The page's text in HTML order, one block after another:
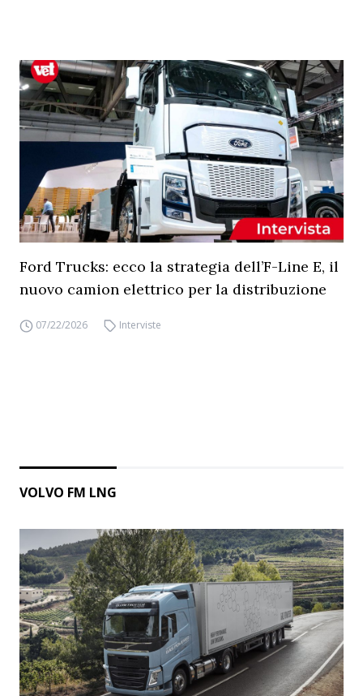
Ford Trucks: ecco la strategia dell’F-Line E, il
nuovo camion elettrico per la distribuzione
07/22/2026 Interviste
VOLVO FM LNG